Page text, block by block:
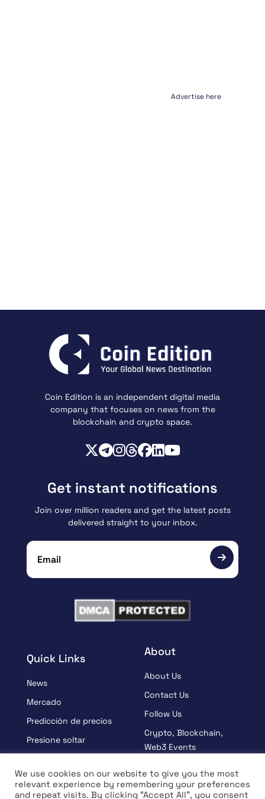
Advertise here
Coin Edition is an independent digital media
company that focuses on news from the
blockchain and crypto space.
Quick Links
News
Mercado
Predicción de precios
Presione soltar
Aprender
About
About Us
Contact Us
Follow Us
Crypto, Blockchain,
Web3 Events
Terms And Condition
Get instant notifications
Join over million readers and get the latest posts
delivered straight to your inbox.
We use cookies on our website to give you the most
relevant experience by remembering your preferences
and repeat visits. By clicking “Accept All”, you consent